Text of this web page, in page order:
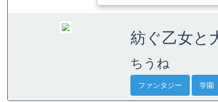
紡ぐ乙女と
ちうね
ファンタジー 学園